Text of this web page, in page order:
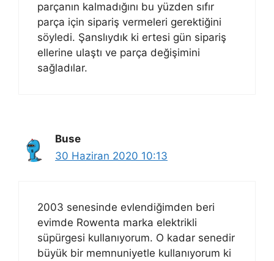
parçanın kalmadığını bu yüzden sıfır
parça için sipariş vermeleri gerektiğini
söyledi. Şanslıydık ki ertesi gün sipariş
ellerine ulaştı ve parça değişimini
sağladılar.
Buse
30 Haziran 2020 10:13
2003 senesinde evlendiğimden beri
evimde Rowenta marka elektrikli
süpürgesi kullanıyorum. O kadar senedir
büyük bir memnuniyetle kullanıyorum ki